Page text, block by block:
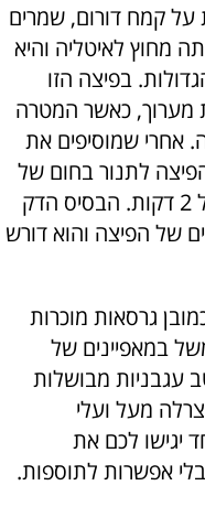
על קמח דורום, שמרים
מחוץ לאיטליה והיא
בפיצה הזו
מערוך, כאשר המטרה
אחרי שמוסיפים את
לתנור בחום של
400 מעלות לפחות ולפרק זמן של 2 דקות. הבסיס הדק
של הפיצה והוא דורש
גרסאות מוכרות
במאפיינים של
עגבניות מבושלות
מעל ועלי
יגישו לכם את
אפשרות לתוספות.